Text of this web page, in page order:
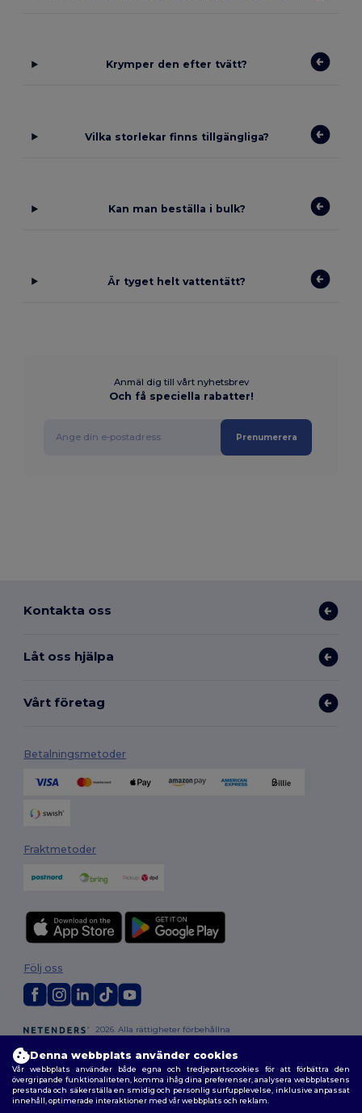
Krymper den efter tvätt?
Vilka storlekar finns tillgängliga?
Kan man beställa i bulk?
Är tyget helt vattentätt?
Anmäl dig till vårt nyhetsbrev
Och få speciella rabatter!
Prenumerera
Kontakta oss
Låt oss hjälpa
Vårt företag
Betalningsmetoder
Fraktmetoder
2026. Alla rättigheter förbehållna
|Karta över webbplatsen
Följ oss
Denna webbplats använder cookies
Vår webbplats använder både egna och tredjepartscookies för att förbättra den
övergripande funktionaliteten, komma ihåg dina preferenser, analysera webbplatsens
prestanda och säkerställa en smidig och personlig surfupplevelse, inklusive anpassat
innehåll, optimerade interaktioner med vår webbplats och reklam.